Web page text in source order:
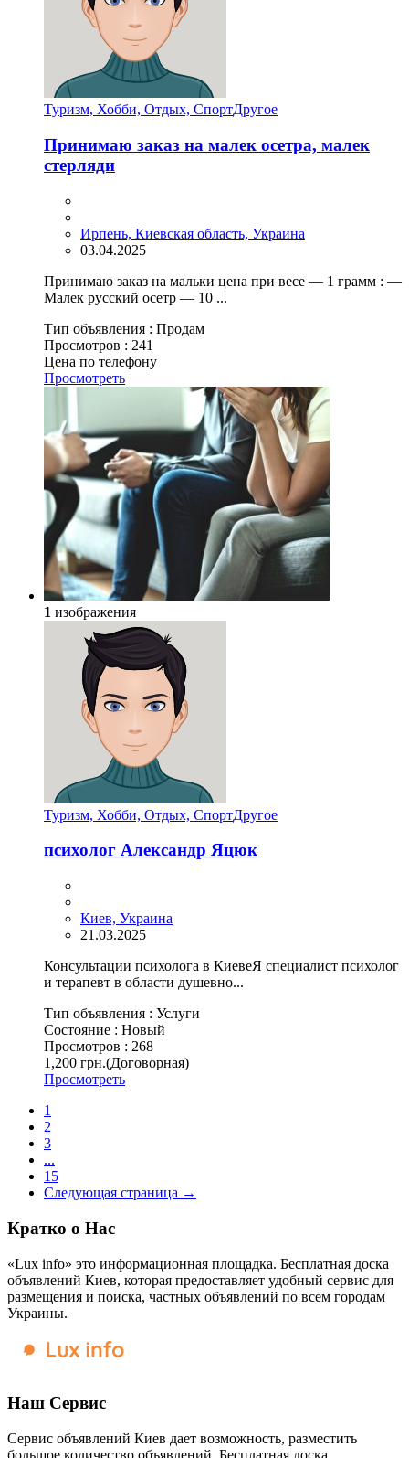
Туризм, Хобби, Отдых, СпортДругое
Принимаю заказ на малек осетра, малек
стерляди
Ирпень, Киевская область, Украина
03.04.2025
Принимаю заказ на мальки цена при весе — 1 грамм : —
Малек русский осетр — 10 ...
Тип объявления : Продам
Просмотров : 241
Цена по телефону
Просмотреть
1 изображения
Туризм, Хобби, Отдых, СпортДругое
психолог Александр Яцюк
Киев, Украина
21.03.2025
Консультации психолога в КиевеЯ специалист психолог
и терапевт в области душевно...
Тип объявления : Услуги
Состояние : Новый
Просмотров : 268
1,200 грн.(Договорная)
Просмотреть
1
2
3
...
15
Следующая страница →
Кратко о Нас
«Lux info» это информационная площадка. Бесплатная доска
объявлений Киев, которая предоставляет удобный сервис для
размещения и поиска, частных объявлений по всем городам
Украины.
Наш Сервис
Сервис объявлений Киев дает возможность, разместить
большое количество объявлений. Бесплатная доска